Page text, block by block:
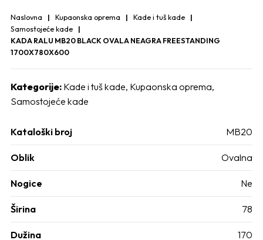
Naslovna Kupaonska oprema
Kade i tuš kade
Samostojeće kade
KADA RALU MB20 BLACK OVALA NEAGRA FREESTANDING
1700X780X600
Kategorije: Kade i tuš kade, Kupaonska oprema,
Samostojeće kade
Kataloški broj MB20
Oblik Ovalna
Nogice Ne
Širina 78
Dužina 170